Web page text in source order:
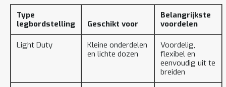
Type
legbordstelling
Geschikt voor
Belangrijkste
voordelen
Light Duty
Kleine onderdelen
en lichte dozen
Voordelig,
flexibel en
eenvoudig uit te
breiden